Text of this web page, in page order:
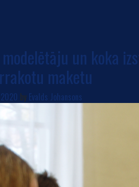
un koka
maketu
by Evalds Johansons